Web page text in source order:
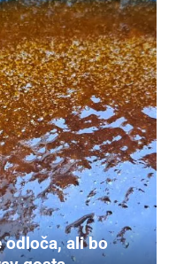
odloča, ali bo